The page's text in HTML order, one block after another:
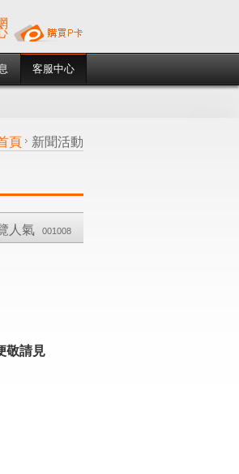
客服中心
頁 新聞活動
人氣 001008
敬請見